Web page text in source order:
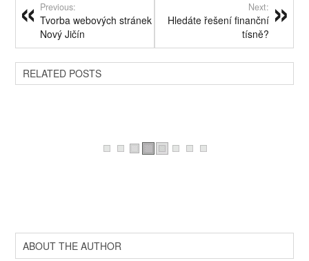
Previous:
Tvorba webových stránek
Nový Jičín
Next:
Hledáte řešení finanční
tísně?
RELATED POSTS
ABOUT THE AUTHOR